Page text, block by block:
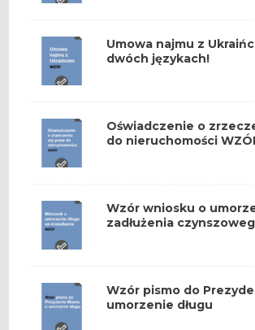
Umowa najmu z
dwóch językach!
Oświadczenie o
do nieruchomości
Wzór wniosku o
zadłużenia
Wzór pismo do
umorzenie długu